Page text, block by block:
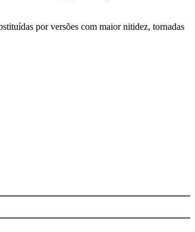
por versões com maior nitidez, tornadas